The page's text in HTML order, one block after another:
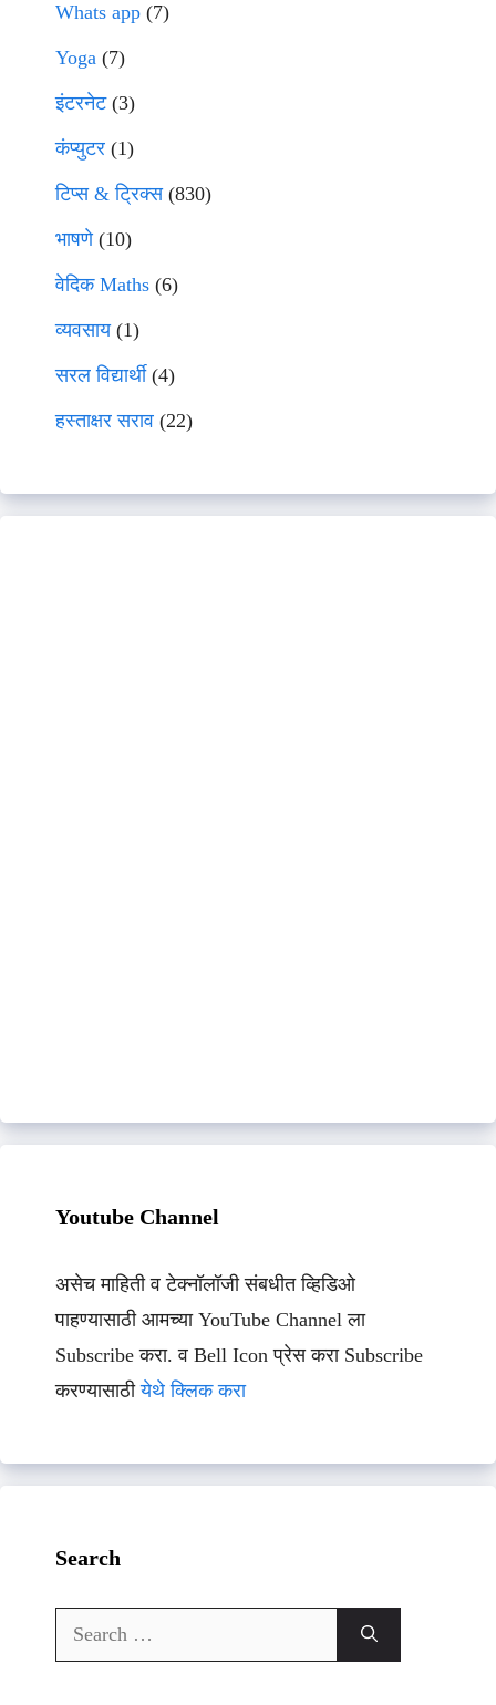
Whats app (7)
Yoga (7)
इंटरनेट(3)
कंप्युटर (1)
टिप्स & ट्रिक्स(830)
भाषणे(10)
वेदिक Maths (6)
व्यवसाय(1)
सरल विद्यार्थी(4)
हस्ताक्षर सराव (22)
Youtube Channel
असेच माहिती व टेक्नॉलॉजी संबधीत व्हिडिओ
पाहण्यासाठी आमच्या YouTube Channel ला
Subscribe करा. व Bell Icon प्रेस करा Subscribe
करण्यासाठीयेथे क्लिक करा
Search
Search
for: